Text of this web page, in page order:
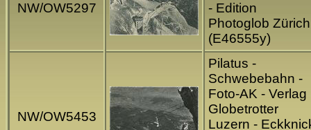
NW/OW5297
- Edition
Photoglob Zürich
(E46555y)
NW/OW5453
Pilatus -
Schwebebahn -
Foto-AK - Verlag
Globetrotter
Luzern -